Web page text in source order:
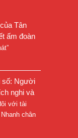
Tân
ấm đoàn
”
số: Người
nghi và
với tài
chân